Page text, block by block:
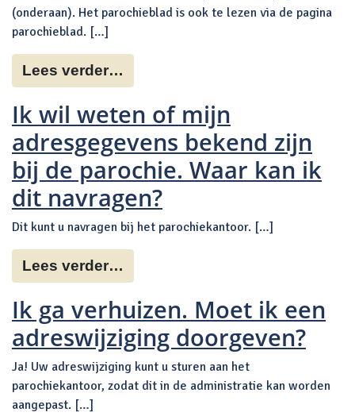
(onderaan). Het parochieblad is ook te lezen via de pagina
parochieblad. […]
Lees verder…
Ik wil weten of mijn
adresgegevens bekend zijn
bij de parochie. Waar kan ik
dit navragen?
Dit kunt u navragen bij het parochiekantoor. […]
Lees verder…
Ik ga verhuizen. Moet ik een
adreswijziging doorgeven?
Ja! Uw adreswijziging kunt u sturen aan het
parochiekantoor, zodat dit in de administratie kan worden
aangepast. […]